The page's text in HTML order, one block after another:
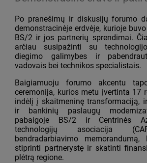
Po pranešimų ir diskusijų forumo
demonstracinėje erdvėje, kurioje
BS/2 ir jos partnerių sprendimai.
arčiau susipažinti su
diegimo galimybes ir
vadovais bei technikos specialistais.
Baigiamuoju forumo akcentu
ceremonija, kurios metu įvertinta 17
indėlį į skaitmeninę transformaciją,
ir bankinių paslaugų
pabaigoje BS/2 ir Centrinės
technologijų asociacija
bendradarbiavimo
stiprinti partnerystę ir skatinti
plėtrą regione.